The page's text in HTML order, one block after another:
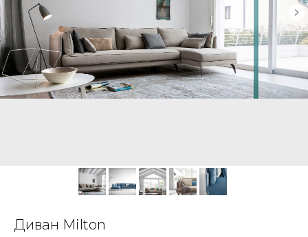
Диван Milton